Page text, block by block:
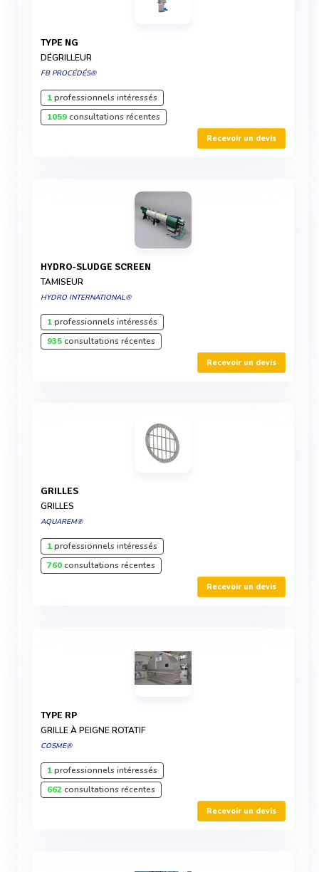
TYPE NG
DÉGRILLEUR
FB PROCÉDÉS®
1professionnels intéressés
1059consultations récentes
Recevoir un devis
HYDRO-SLUDGE SCREEN
TAMISEUR
HYDRO INTERNATIONAL®
1professionnels intéressés
935consultations récentes
Recevoir un devis
GRILLES
GRILLES
AQUAREM®
1professionnels intéressés
760consultations récentes
Recevoir un devis
TYPE RP
GRILLE À PEIGNE ROTATIF
COSME®
1professionnels intéressés
662consultations récentes
Recevoir un devis